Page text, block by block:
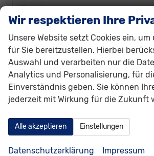
Toyota
Volkswagen
Volvo
Weitere
Anmelden
Wir respektieren Ihre
Unsere Website setzt Cookies ein,
für Sie bereitzustellen. Hierbei
Auswahl und verarbeiten nur die
Analytics und Personalisierung, für
Einverständnis geben. Sie können
jederzeit mit Wirkung für die Zukunft
Alle akzeptieren Einstellungen
Datenschutzerklärung Impressum